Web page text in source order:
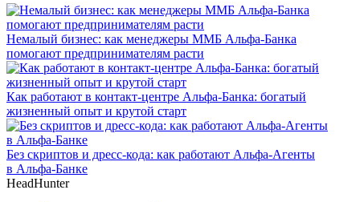
Немалый бизнес: как менеджеры ММБ Альфа-Банка
помогают предпринимателям расти
Как работают в контакт-центре Альфа-Банка: богатый
жизненный опыт и крутой старт
Без скриптов и дресс-кода: как работают Альфа-Агенты
в Альфа-Банке
HeadHunter